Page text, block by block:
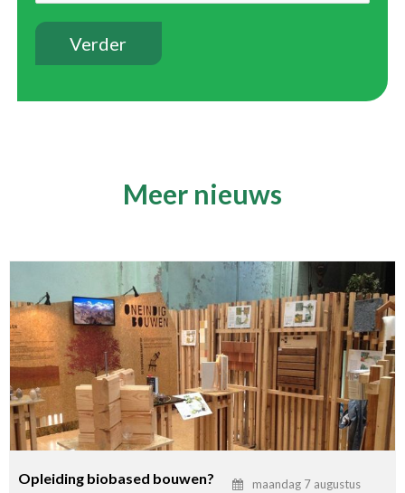
Meer nieuws
Opleiding biobased bouwen?
maandag 7 augustus